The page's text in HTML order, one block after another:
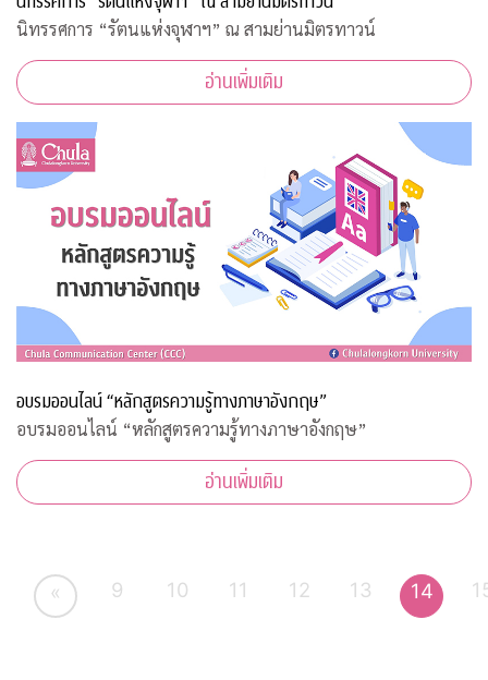
นิทรรศการ “รัตนแห่งจุฬาฯ” ณ สามย่านมิตรทาวน์
อ่านเพิ่มเติม
อบรมออนไลน์ “หลักสูตรความรู้ทางภาษาอังกฤษ”
อบรมออนไลน์ “หลักสูตรความรู้ทางภาษาอังกฤษ”
อ่านเพิ่มเติม
« 9 10 11 12 13 14